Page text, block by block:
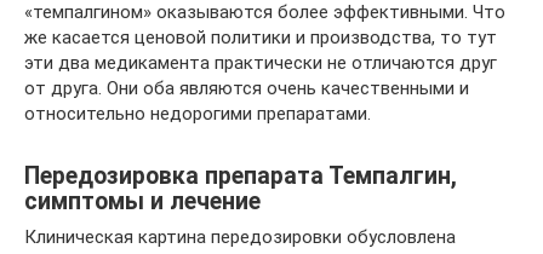
«темпалгином» оказываются более эффективными. Что
же касается ценовой политики и производства, то тут
эти два медикамента практически не отличаются друг
от друга. Они оба являются очень качественными и
относительно недорогими препаратами.
Передозировка препарата Темпалгин,
симптомы и лечение
Клиническая картина передозировки обусловлена